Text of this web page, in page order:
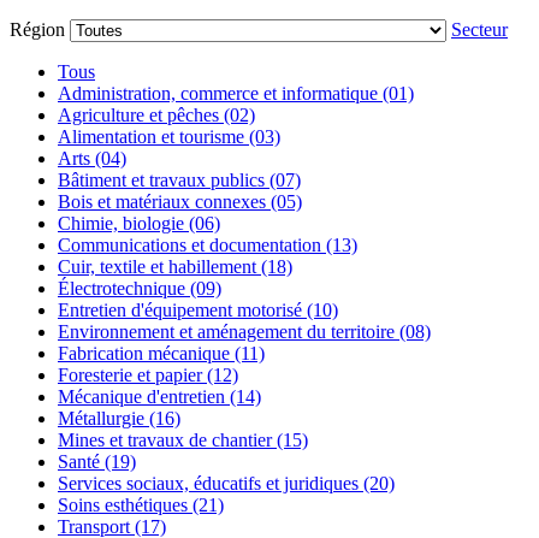
Région
Secteur
Tous
Administration, commerce et informatique (01)
Agriculture et pêches (02)
Alimentation et tourisme (03)
Arts (04)
Bâtiment et travaux publics (07)
Bois et matériaux connexes (05)
Chimie, biologie (06)
Communications et documentation (13)
Cuir, textile et habillement (18)
Électrotechnique (09)
Entretien d'équipement motorisé (10)
Environnement et aménagement du territoire (08)
Fabrication mécanique (11)
Foresterie et papier (12)
Mécanique d'entretien (14)
Métallurgie (16)
Mines et travaux de chantier (15)
Santé (19)
Services sociaux, éducatifs et juridiques (20)
Soins esthétiques (21)
Transport (17)